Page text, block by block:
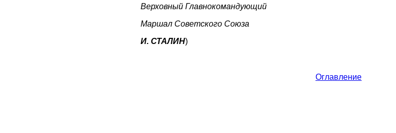
Верховный Главнокомандующий
Маршал Советского Союза
И. СТАЛИН)
Оглавление